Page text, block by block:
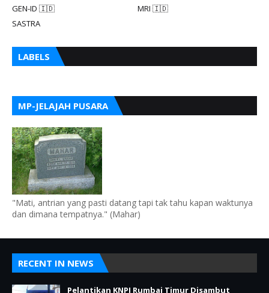
GEN-ID 🇮🇩
MRI 🇮🇩
SASTRA
LABELS
MP-JELAJAH PUSARA
"Mati, antrian yang pasti datang tapi tak tahu kapan waktunya
dan dimana tempatnya." (Mahar)
RECENT IN NEWS
Pelantikan KNPI Rumbai Timur Disambut